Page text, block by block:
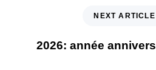
NEXT ARTICLE
2026: année